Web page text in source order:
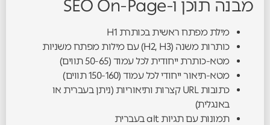
מבנה תוכן ו-SEO On-Page
מילת מפתח ראשית בכותרת H1
כותרות משנה (H2, H3) עם מילות מפתח משניות
מטא-כותרת ייחודית לכל עמוד (50-65 תווים)
מטא-תיאור ייחודי לכל עמוד (150-160 תווים)
כתובות URL קצרות ותיאוריות (ניתן בעברית או
באנגלית)
תמונות עם תגיות alt בעברית